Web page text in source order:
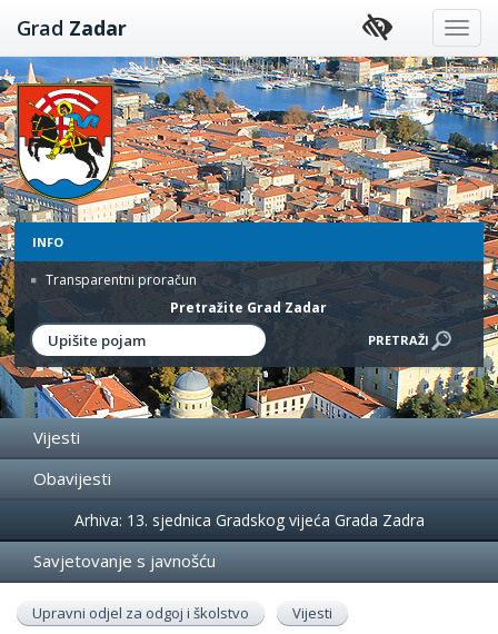
Preskoči
na
sadržaj
Grad Zadar
INFO
Transparentni proračun
Pretražite Grad Zadar
Vijesti
Obavijesti
Događanja
Arhiva: 13. sjednica Gradskog vijeća Grada Zadra
Savjetovanje s javnošću
Upravni odjel za odgoj i školstvo
Vijesti